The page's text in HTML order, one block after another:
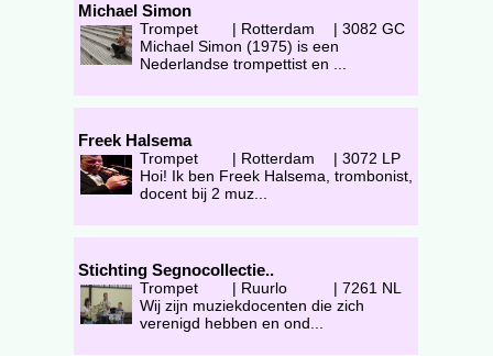
Michael Simon
Trompet | Rotterdam | 3082 GC
Michael Simon (1975) is een
Nederlandse trompettist en ...
Freek Halsema
Trompet | Rotterdam | 3072 LP
Hoi! Ik ben Freek Halsema, trombonist,
docent bij 2 muz...
Stichting Segnocollectie..
Trompet | Ruurlo | 7261 NL
Wij zijn muziekdocenten die zich
verenigd hebben en ond...